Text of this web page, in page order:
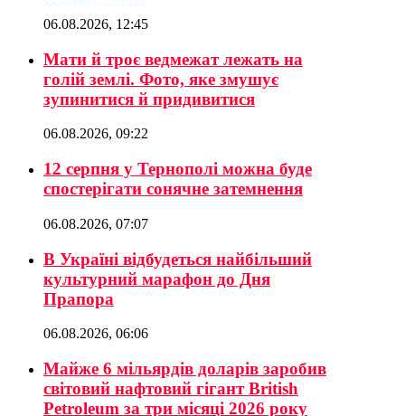
06.08.2026, 12:45
Мати й троє ведмежат лежать на
голій землі. Фото, яке змушує
зупинитися й придивитися
06.08.2026, 09:22
12 серпня у Тернополі можна буде
спостерігати сонячне затемнення
06.08.2026, 07:07
В Україні відбудеться найбільший
культурний марафон до Дня
Прапора
06.08.2026, 06:06
Майже 6 мільярдів доларів заробив
світовий нафтовий гігант British
Petroleum за три місяці 2026 року